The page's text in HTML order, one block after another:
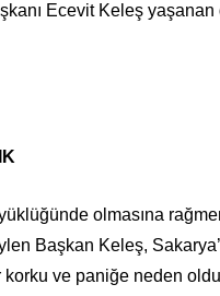
Ecevit Keleş
olmasına
Başkan Keleş,
ve paniğe neden